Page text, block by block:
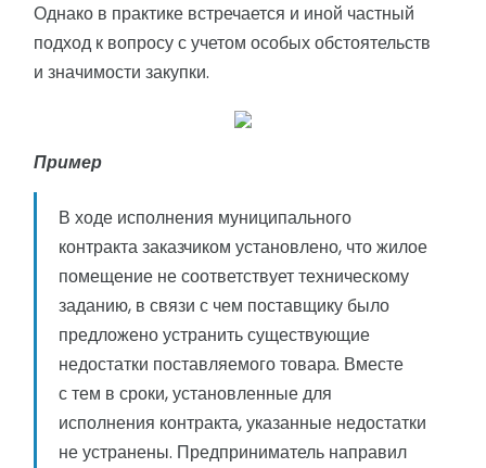
Однако в практике встречается и иной частный
подход к вопросу с учетом особых обстоятельств
и значимости закупки.
Пример
В ходе исполнения муниципального
контракта заказчиком установлено, что жилое
помещение не соответствует техническому
заданию, в связи с чем поставщику было
предложено устранить существующие
недостатки поставляемого товара. Вместе
с тем в сроки, установленные для
исполнения контракта, указанные недостатки
не устранены. Предприниматель направил